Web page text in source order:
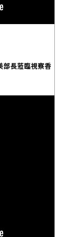
長蒞臨視察香